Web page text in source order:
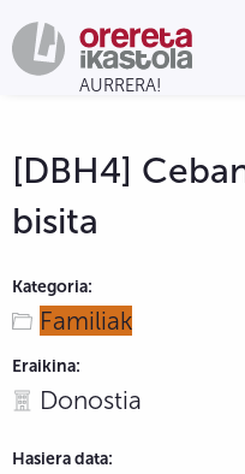
[DBH4]
bisita
Kategoria:
Familiak
Eraikina:
Donostia
Hasiera data: